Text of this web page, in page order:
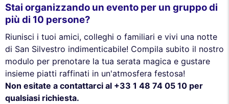
Stai organizzando un evento per un gruppo di
più di 10 persone?
Riunisci i tuoi amici, colleghi o familiari e vivi una notte
di San Silvestro indimenticabile! Compila subito il nostro
modulo per prenotare la tua serata magica e gustare
insieme piatti raffinati in un'atmosfera festosa!
Non esitate a contattarci al +33 1 48 74 05 10 per
qualsiasi richiesta.